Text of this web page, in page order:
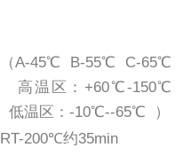
（A-45℃ B-55℃ C-65℃
高温区：+60℃-150℃
低温区：-10℃--65℃ ）
RT-200℃约35min